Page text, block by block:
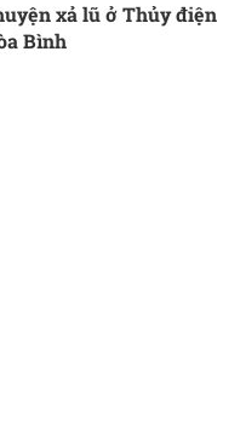
xả lũ ở Thủy điện
Bình